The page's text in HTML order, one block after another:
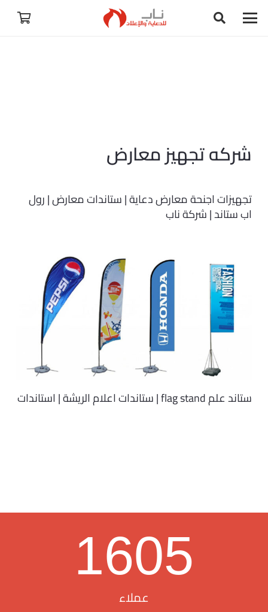
شركه تجهيز معارض
تجهيزات اجنحة معارض دعاية | ستاندات معارض | رول
اب ستاند | شركة ناب
ستاند علم flag stand | ستاندات اعلام الريشة | استاندات
1605
عملاء